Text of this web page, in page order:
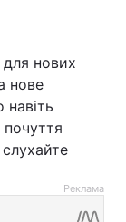
для нових
нове
почуття
Реклама